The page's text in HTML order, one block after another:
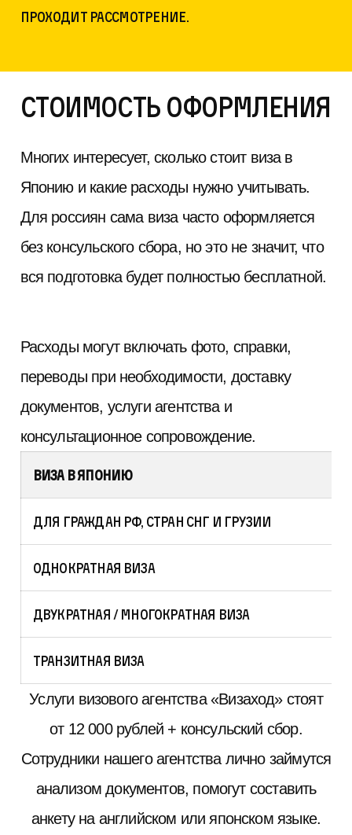
проходит рассмотрение.
Стоимость оформления
Многих интересует, сколько стоит виза в
Японию и какие расходы нужно учитывать.
Для россиян сама виза часто оформляется
без консульского сбора, но это не значит, что
вся подготовка будет полностью бесплатной.
Расходы могут включать фото, справки,
переводы при необходимости, доставку
документов, услуги агентства и
консультационное сопровождение.
Виза в Японию
Для граждан РФ, стран СНГ и Грузии
Однократная виза
Двукратная / многократная виза
Транзитная виза
Услуги визового агентства «Визаход» стоят
от 12 000 рублей + консульский сбор.
Сотрудники нашего агентства лично займутся
анализом документов, помогут составить
анкету на английском или японском языке.